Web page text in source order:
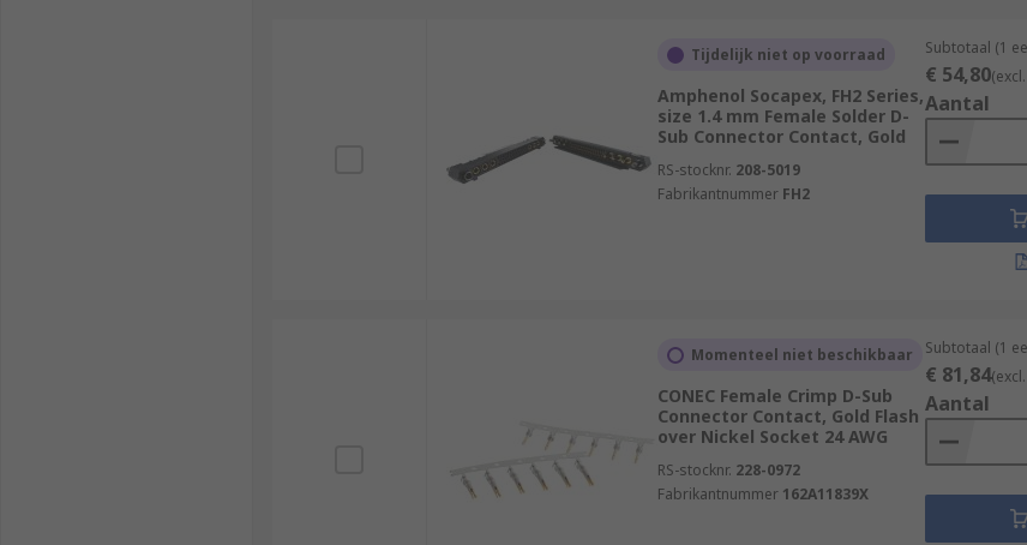
Tijdelijk niet op voorraad
Amphenol Socapex, FH2 Series,
size 1.4 mm Female Solder D-
Sub Connector Contact, Gold
RS-stocknr. 208-5019
Fabrikantnummer FH2
Subtotaal (1
€ 54,80
Aantal
Momenteel niet beschikbaar
CONEC Female Crimp D-Sub
Connector Contact, Gold Flash
over Nickel Socket 24 AWG
RS-stocknr. 228-0972
Fabrikantnummer 162A11839X
Subtotaal (1
€ 81,84
Aantal